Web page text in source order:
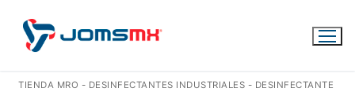
contenido
TIENDA MRO - DESINFECTANTES INDUSTRIALES - DESINFECTANTE